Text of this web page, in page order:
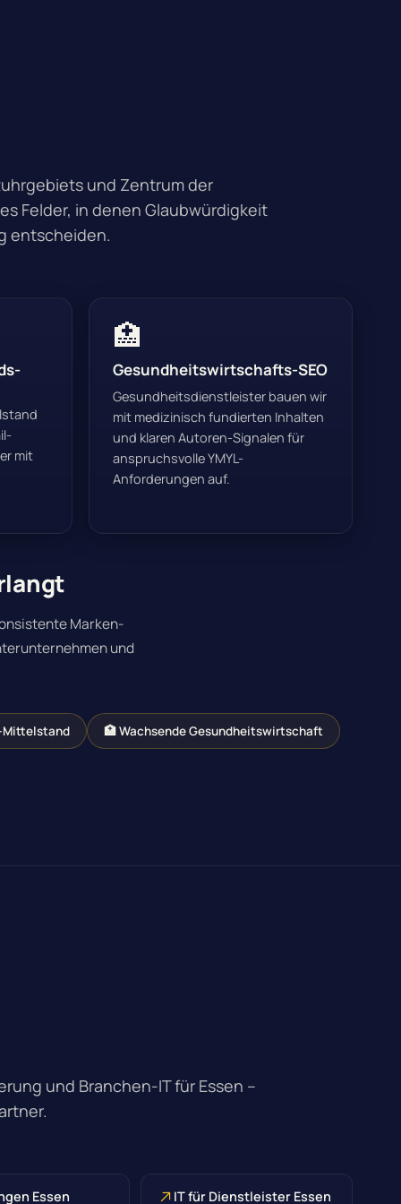
und Zentrum der
Felder, in denen Glaubwürdigkeit
entscheiden.
mit
🏥
Gesundheitswirtschafts-SEO
Gesundheitsdienstleister bauen wir
mit medizinisch fundierten Inhalten
und klaren Autoren-Signalen für
anspruchsvolle YMYL-
Anforderungen auf.
Marken-
und
Mittelstand 🏥 Wachsende Gesundheitswirtschaft
und Branchen-IT für Essen –
Essen IT für Dienstleister Essen